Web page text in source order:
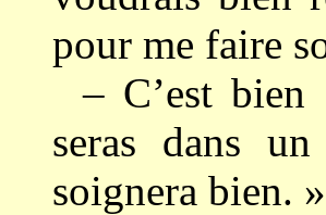
pour me faire
– C’est
seras dans
soignera bien. »